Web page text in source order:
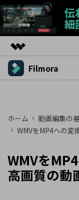
製品
ソリューション
企業情報
サポート
Filmora
プラットフォーム
製品機能
AI機能
AIヒント
Filmoraのユーザー
動画編集関連知識
ホーム
動画編集の
WMVをMP4への
WMVを
高画質の動